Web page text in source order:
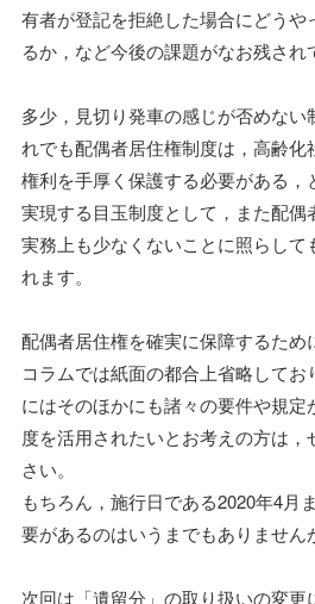
有者が登記を拒絶した場合にどうや
るか，など今後の課題がなお残され
多少，見切り発車の感じが否めな
れでも配偶者居住権制度は，高齢
権利を手厚く保護する必要がある，
実現する目玉制度として，また配
実務上も少なくないことに照らして
れます。
配偶者居住権を確実に保障するため
コラムでは紙面の都合上省略して
にはそのほかにも諸々の要件や規
度を活用されたいとお考えの方は
さい。
もちろん，施行日である2020年4月
要があるのはいうまでもありませ
次回は「遺留分」の取り扱いの変